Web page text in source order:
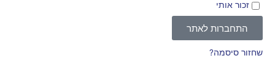
זכור אותי
התחברות לאתר
שחזור סיסמה?